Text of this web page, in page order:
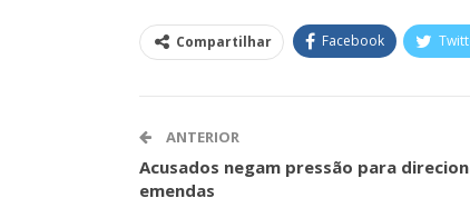
Compartilhar Facebook
ANTERIOR
Acusados negam pressão para
emendas